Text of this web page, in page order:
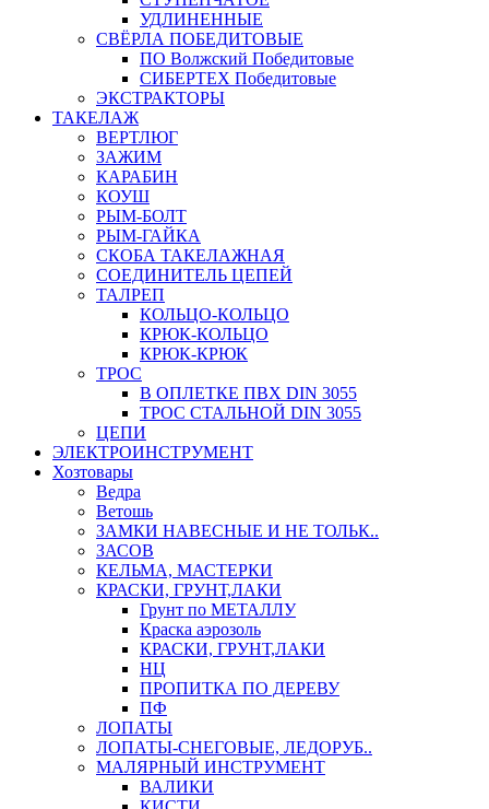
УДЛИНЕННЫЕ
СВЁРЛА ПОБЕДИТОВЫЕ
ПО Волжский Победитовые
СИБЕРТЕХ Победитовые
ЭКСТРАКТОРЫ
ТАКЕЛАЖ
ВЕРТЛЮГ
ЗАЖИМ
КАРАБИН
КОУШ
РЫМ-БОЛТ
РЫМ-ГАЙКА
СКОБА ТАКЕЛАЖНАЯ
СОЕДИНИТЕЛЬ ЦЕПЕЙ
ТАЛРЕП
КОЛЬЦО-КОЛЬЦО
КРЮК-КОЛЬЦО
КРЮК-КРЮК
ТРОС
В ОПЛЕТКЕ ПВХ DIN 3055
ТРОС СТАЛЬНОЙ DIN 3055
ЦЕПИ
ЭЛЕКТРОИНСТРУМЕНТ
Хозтовары
Ведра
Ветошь
ЗАМКИ НАВЕСНЫЕ И НЕ ТОЛЬК..
ЗАСОВ
КЕЛЬМА, МАСТЕРКИ
КРАСКИ, ГРУНТ,ЛАКИ
Грунт по МЕТАЛЛУ
Краска аэрозоль
КРАСКИ, ГРУНТ,ЛАКИ
НЦ
ПРОПИТКА ПО ДЕРЕВУ
ПФ
ЛОПАТЫ
ЛОПАТЫ-СНЕГОВЫЕ, ЛЕДОРУБ..
МАЛЯРНЫЙ ИНСТРУМЕНТ
ВАЛИКИ